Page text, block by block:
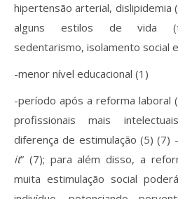
hipertensão arterial, dislipidemia
alguns estilos de vida
sedentarismo, isolamento social
-menor nível educacional (1)
-período após a reforma laboral
profissionais mais
diferença de estimulação (5) (7)
it” (7); para além disso, a
muita estimulação social